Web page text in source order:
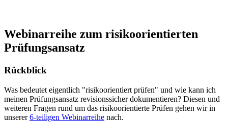
Webinarreihe zum risikoorientierten
Prüfungsansatz
Rückblick
Was bedeutet eigentlich "risikoorientiert prüfen" und wie kann ich
meinen Prüfungsansatz revisionssicher dokumentieren? Diesen und
weiteren Fragen rund um das risikoorientierte Prüfen gehen wir in
unserer6-teiligen Webinarreihe nach.